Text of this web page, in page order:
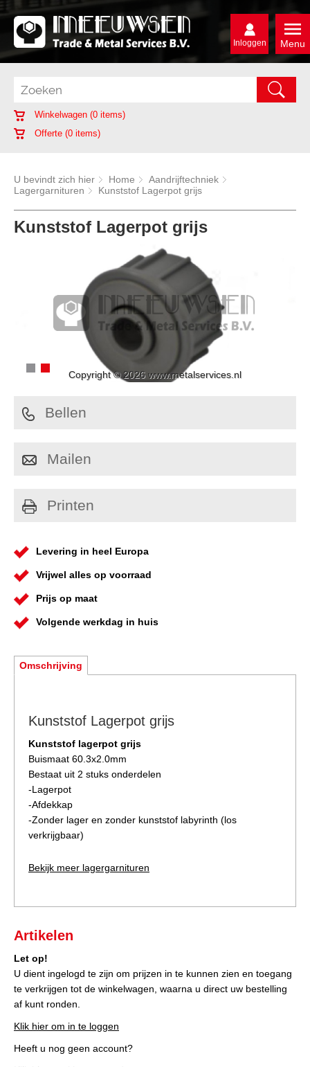
Menu
Inloggen
Winkelwagen (0 items)
Offerte (0 items)
U bevindt zich hier Home
Aandrijftechniek
Lagergarnituren
Kunststof Lagerpot grijs
Kunststof Lagerpot grijs
Copyright © 2026 www.metalservices.nl
Bellen
Mailen
Printen
Levering in heel Europa
Vrijwel alles op voorraad
Prijs op maat
Volgende werkdag in huis
Omschrijving
Kunststof Lagerpot grijs
Kunststof lagerpot grijs
Buismaat 60.3x2.0mm
Bestaat uit 2 stuks onderdelen
-Lagerpot
-Afdekkap
-Zonder lager en zonder kunststof labyrinth (los
verkrijgbaar)
Bekijk meer lagergarnituren
Artikelen
Let op!
U dient ingelogd te zijn om prijzen in te kunnen zien en toegang
te verkrijgen tot de winkelwagen, waarna u direct uw bestelling
af kunt ronden.
Klik hier om in te loggen
Heeft u nog geen account?